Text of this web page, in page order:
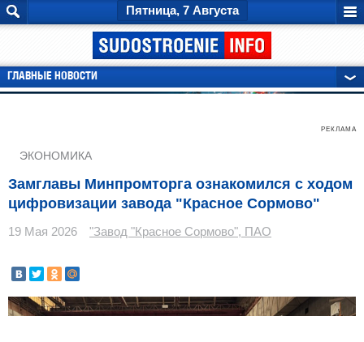
Пятница, 7 Августа
ГЛАВНЫЕ НОВОСТИ
РЕКЛАМА
ЭКОНОМИКА
Замглавы Минпромторга ознакомился с ходом
цифровизации завода "Красное Сормово"
19 Мая 2026 "Завод "Красное Сормово", ПАО